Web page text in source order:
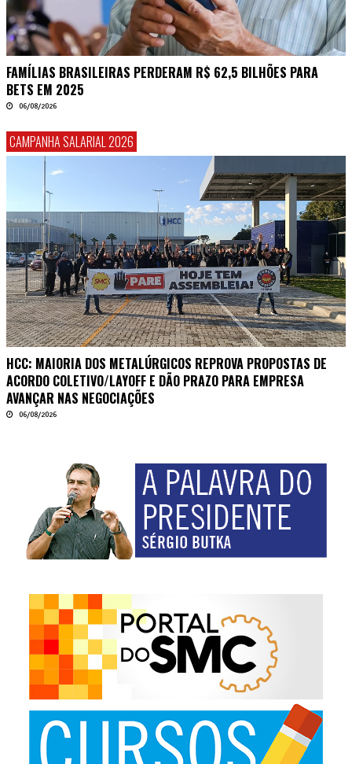
FAMÍLIAS BRASILEIRAS PERDERAM R$ 62,5 BILHÕES PARA
BETS EM 2025
06/08/2026
CAMPANHA SALARIAL 2026
HCC: MAIORIA DOS METALÚRGICOS REPROVA PROPOSTAS DE
ACORDO COLETIVO/LAYOFF E DÃO PRAZO PARA EMPRESA
AVANÇAR NAS NEGOCIAÇÕES
06/08/2026